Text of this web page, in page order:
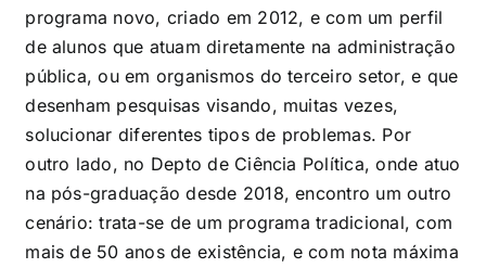
programa novo, criado em 2012, e com um perfil
de alunos que atuam diretamente na administração
pública, ou em organismos do terceiro setor, e que
desenham pesquisas visando, muitas vezes,
solucionar diferentes tipos de problemas. Por
outro lado, no Depto de Ciência Política, onde atuo
na pós-graduação desde 2018, encontro um outro
cenário: trata-se de um programa tradicional, com
mais de 50 anos de existência, e com nota máxima